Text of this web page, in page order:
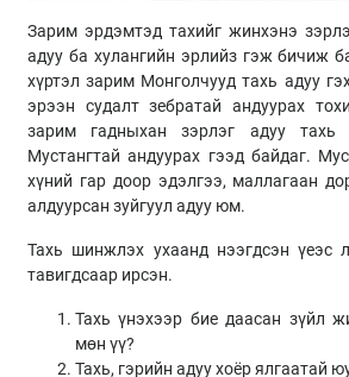
Зарим эрдэмтэд тахийг жинхэнэ
адуу ба хулангийн эрлийз гэж бичиж
хүртэл зарим Монголчууд тахь адуу
эрээн судалт зебратай андуурах
зарим гадныхан зэрлэг адуу тахь
Мустангтай андуурах гээд байдаг.
хүний гар доор эдэлгээ, маллагаан
алдуурсан зуйгуул адуу юм.
Тахь шинжлэх ухаанд нээгдсэн үеэс
тавигдсаар ирсэн.
Тахь үнэхээр бие даасан зүйл
мөн үү?
Тахь, гэрийн адуу хоёр ялгаатай